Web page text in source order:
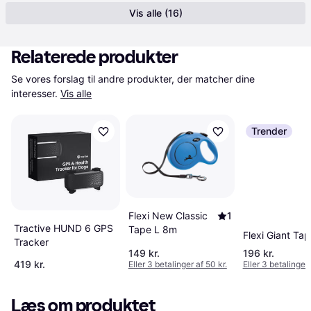
Vis alle (16)
Relaterede produkter
Se vores forslag til andre produkter, der matcher dine
interesser. Vis alle
Tractive HUND 6 GPS
Tracker
419 kr.
Flexi New Classic
Tape L 8m
1
149 kr.
Eller 3 betalinger af 50 kr.
Trender
Flexi Giant
196 kr.
Eller 3 betalinger
Læs om produktet